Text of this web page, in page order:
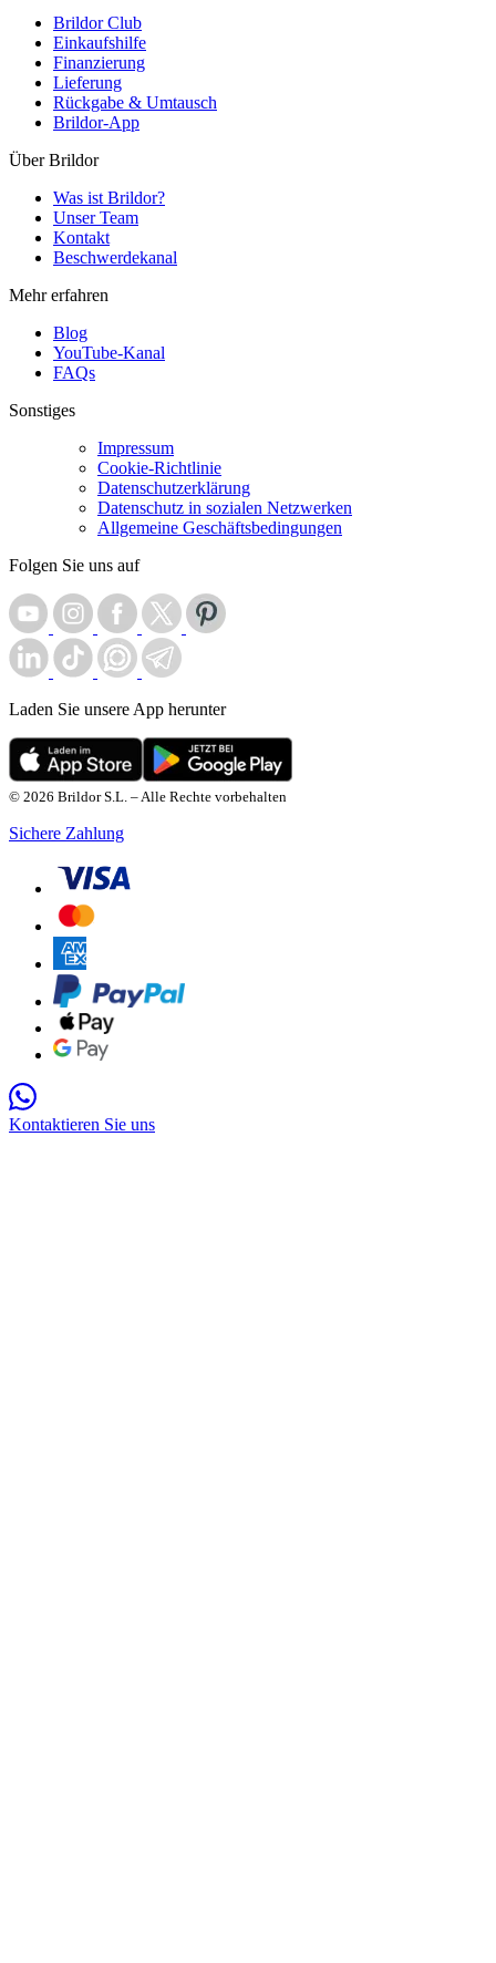
Brildor Club
Einkaufshilfe
Finanzierung
Lieferung
Rückgabe & Umtausch
Brildor-App
Über Brildor
Was ist Brildor?
Unser Team
Kontakt
Beschwerdekanal
Mehr erfahren
Blog
YouTube-Kanal
FAQs
Sonstiges
Impressum
Cookie-Richtlinie
Datenschutzerklärung
Datenschutz in sozialen Netzwerken
Allgemeine Geschäftsbedingungen
Folgen Sie uns auf
Laden Sie unsere App herunter
© 2026 Brildor S.L. – Alle Rechte vorbehalten
Sichere Zahlung
Kontaktieren Sie uns